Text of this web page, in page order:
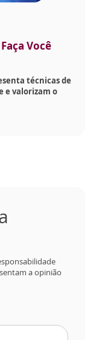
Você
técnicas de
e valorizam o
a opinião